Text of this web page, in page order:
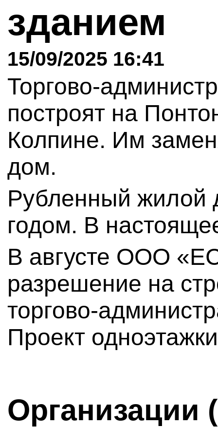
зданием
15/09/2025 16:41
Торгово-
построят на
Колпине. Им
дом.
Рубленный жилой
годом. В
В августе ООО
разрешение на
торгово-
Проект
Организации